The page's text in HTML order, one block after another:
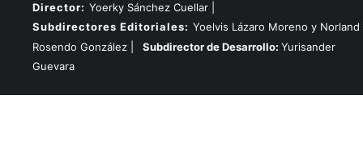
Director: Yoerky Sánchez Cuellar |
Subdirectores Editoriales: Yoelvis Lázaro Moreno y Norland
Rosendo González |
Subdirector de Desarrollo: Yurisander
Guevara